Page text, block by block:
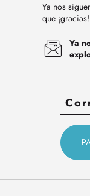
Ya nos
que ¡gracias!
Ya